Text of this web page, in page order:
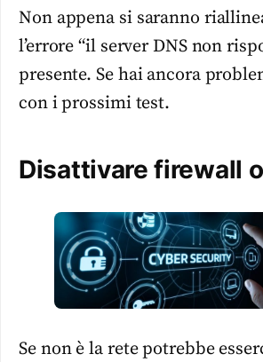
Non appena si saranno
l’errore “il server DNS non
presente. Se hai ancora
con i prossimi test.
Disattivare firewall
Se non è la rete potrebbe